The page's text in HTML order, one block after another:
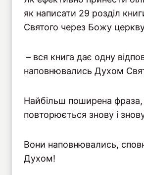
як написати 29 розділ
Святого через Божу
– вся книга дає одну
наповнювались Духом
Найбільш поширена фраза,
повторюється знову і
Вони наповнювались,
Духом!